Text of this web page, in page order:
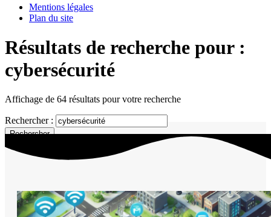
Mentions légales
Plan du site
Résultats de recherche pour :
cybersécurité
Affichage de 64 résultats pour votre recherche
Rechercher :